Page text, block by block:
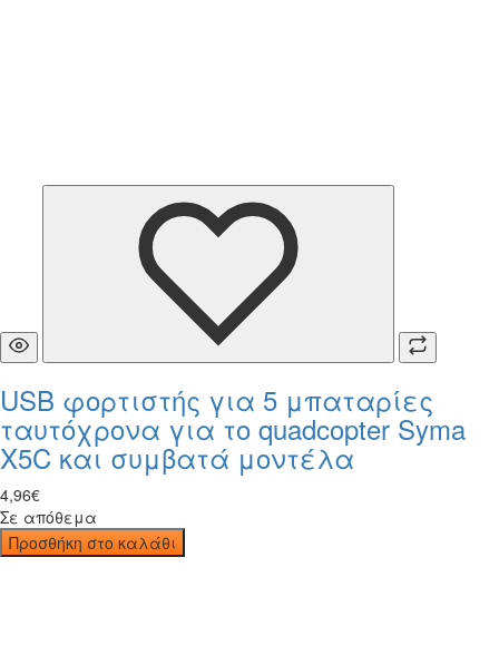
USB φορτιστής για 5 μπαταρίες
ταυτόχρονα για το quadcopter Syma
X5C και συμβατά μοντέλα
4,96€
Σε απόθεμα
Προσθήκη στο καλάθι